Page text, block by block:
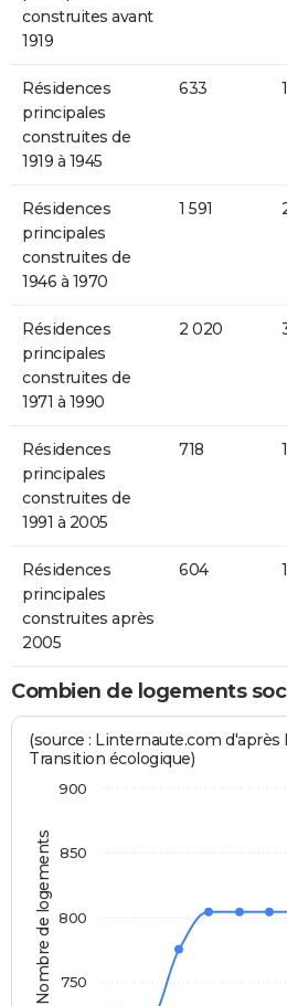
construites avant
1919
Résidences
principales
construites de
1919 à 1945
633
Résidences
principales
construites de
1946 à 1970
1 591
Résidences
principales
construites de
1971 à 1990
2 020
Résidences
principales
construites de
1991 à 2005
718
Résidences
principales
construites après
2005
604
Combien de logements
Nombre de logements
(source : Linternaute.com
Transition écologique)
750
800
850
900